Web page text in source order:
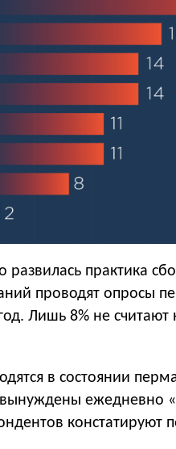
развилась практика
проводят опросы
Лишь 8% не
в состоянии
ежедневно
констатируют